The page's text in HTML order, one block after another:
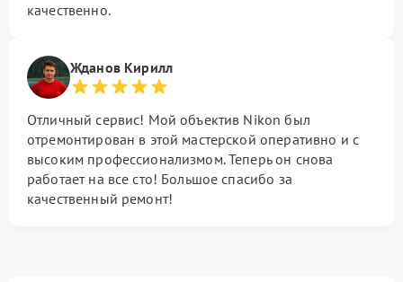
качественно.
Жданов Кирилл
Отличный сервис! Мой объектив Nikon был
отремонтирован в этой мастерской оперативно и с
высоким профессионализмом. Теперь он снова
работает на все сто! Большое спасибо за
качественный ремонт!